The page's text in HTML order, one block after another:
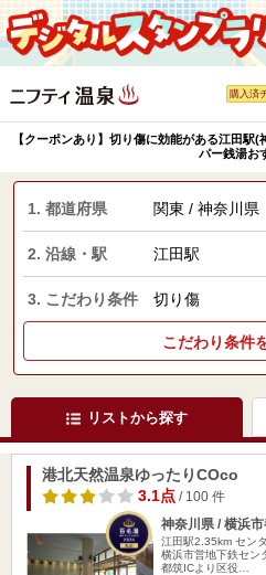
購入済
【クーポンあり】切り傷に効能がある江田駅
パー銭湯お
1. 都道府県 関東 / 神奈川県
2. 沿線・駅 江田駅
3. こだわり条件 切り傷
こだわり条件
リストから探す
港北天然温泉ゆったりCOco
3.1点/ 100 件
神奈川県 / 横浜
江田駅2.35km セン
横浜市営地下鉄セン
都筑ICより区役…